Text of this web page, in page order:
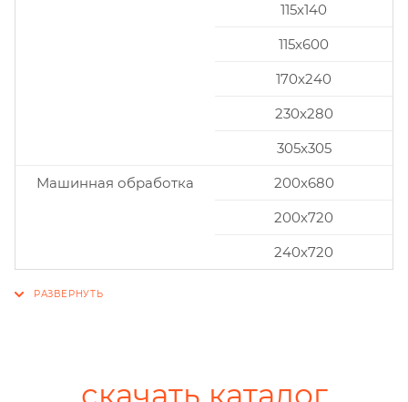
115x140
115x600
170x240
230x280
305x305
Машинная обработка
200х680
200х720
240х720